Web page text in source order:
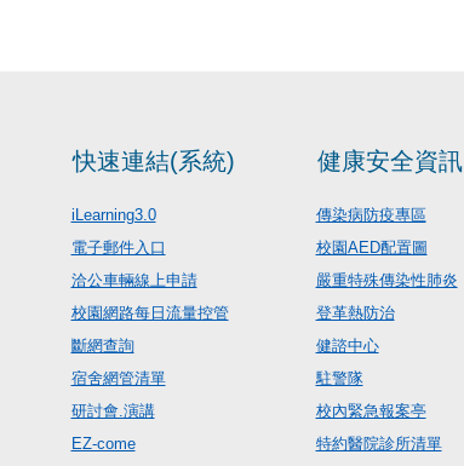
快速連結(系統)
iLearning3.0
電子郵件入口
洽公車輛線上申請
校園網路每日流量控管
斷網查詢
宿舍網管清單
研討會.演講
EZ-come
健康安全資訊
傳染病防疫專區
校園AED配置圖
嚴重特殊傳染性肺炎
登革熱防治
健諮中心
駐警隊
校內緊急報案亭
特約醫院診所清單